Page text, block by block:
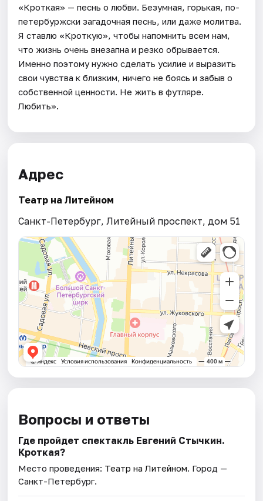
«Кроткая» — песнь о любви. Безумная, горькая, по-
петербуржски загадочная песнь, или даже молитва.
Я ставлю «Кроткую», чтобы напомнить всем нам,
что жизнь очень внезапна и резко обрывается.
Именно поэтому нужно сделать усилие и выразить
свои чувства к близким, ничего не боясь и забыв о
собственной ценности. Не жить в футляре.
Любить».
Адрес
Театр на Литейном
Санкт-Петербург, Литейный проспект, дом 51
Вопросы и ответы
Где пройдет спектакль Евгений Стычкин.
Кроткая?
Место проведения: Театр на Литейном. Город —
Санкт-Петербург.